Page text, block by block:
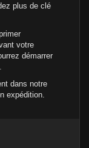
plus de clé
votre
démarrer
dans notre
expédition.